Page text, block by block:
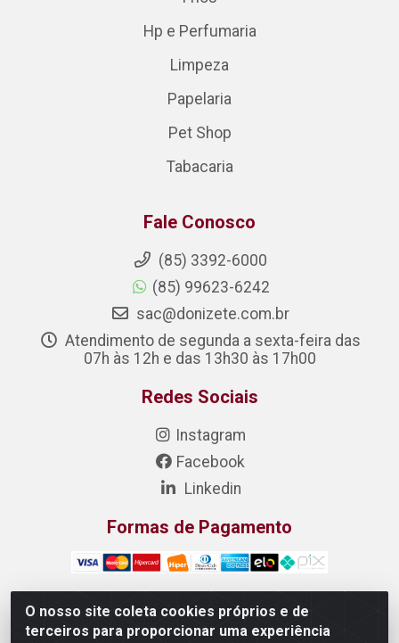
O nosso site coleta cookies próprios e de
terceiros para proporcionar uma experiência
Hp e Perfumaria
Limpeza
Papelaria
Pet Shop
Tabacaria
Fale Conosco
(85) 3392-6000
(85) 99623-6242
sac@donizete.com.br
Atendimento de segunda a sexta-feira das
07h às 12h e das 13h30 às 17h00
Redes Sociais
Instagram
Facebook
Linkedin
Formas de Pagamento
DONIZETE DISTRIBUIDORA DE ALIMENTOS S/A - Rua